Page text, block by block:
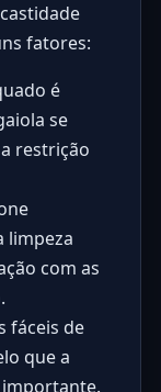
fatores:
é
se
restrição
limpeza
com as
fáceis de
que a